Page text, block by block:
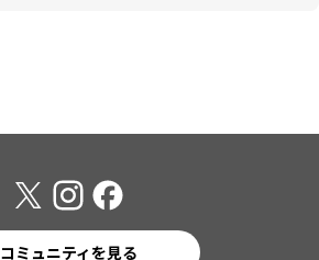
コミュニティを見る